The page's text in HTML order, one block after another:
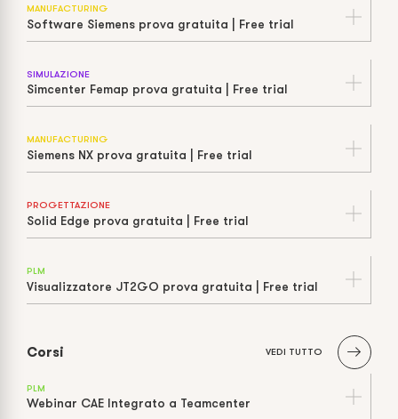
MANUFACTURING
Software Siemens prova gratuita | Free trial
SIMULAZIONE
Simcenter Femap prova gratuita | Free trial
MANUFACTURING
Siemens NX prova gratuita | Free trial
PROGETTAZIONE
Solid Edge prova gratuita | Free trial
PLM
Visualizzatore JT2GO prova gratuita | Free trial
Corsi VEDI TUTTO
PLM
Webinar CAE Integrato a Teamcenter